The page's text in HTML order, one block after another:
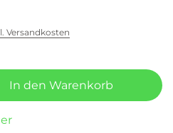
Versandkosten
In den Warenkorb